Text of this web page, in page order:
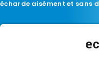
écharde aisément et sans